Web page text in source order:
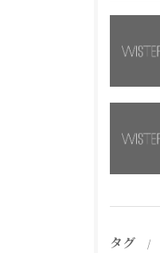
タグ